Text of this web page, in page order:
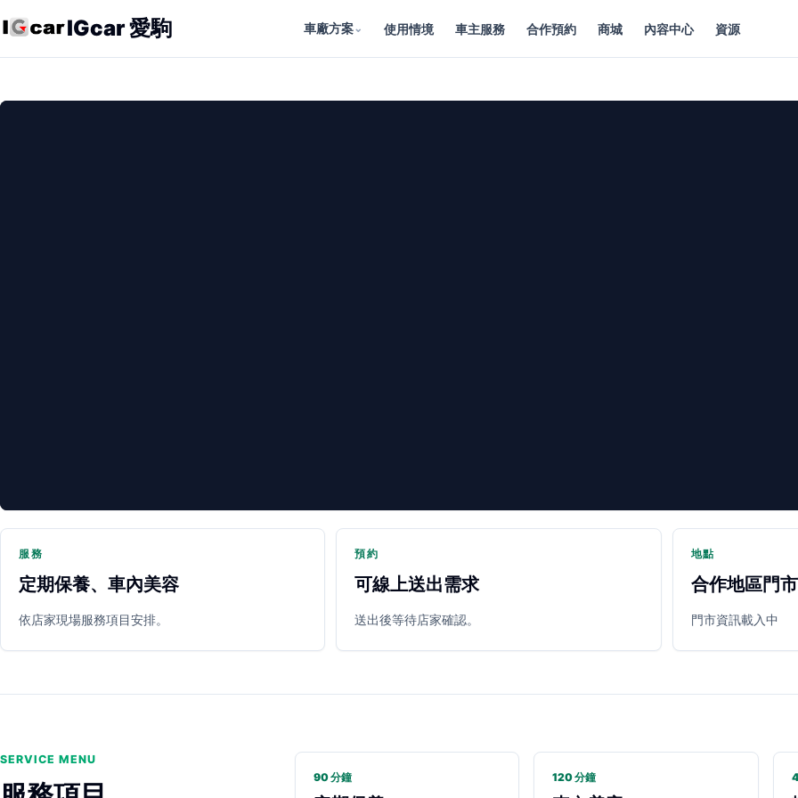
IGcar 愛駒 車廠方案⌄ 使用情境 車主服務 合作預約 商城 內容中心 資源
服務
定期保養、車內美容
依店家現場服務項目安排。
預約
可線上送出需求
送出後等待店家確認。
地點
合作地區門市
門市資訊載入中
SERVICE MENU
90 分鐘 120 分鐘